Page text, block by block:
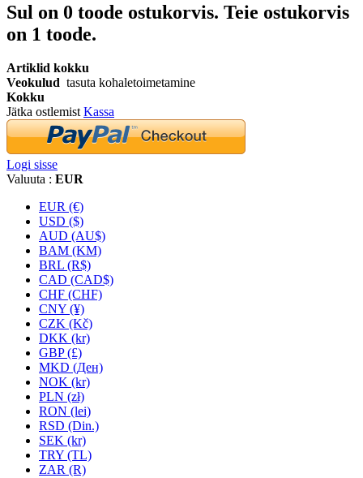
Sul on 0 toode ostukorvis. Teie ostukorvis
on 1 toode.
Artiklid kokku
Veokulud tasuta kohaletoimetamine
Kokku
Jätka ostlemistKassa
Logi sisse
Valuuta : EUR
EUR (€)
USD ($)
AUD (AU$)
BAM (KM)
BRL (R$)
CAD (CAD$)
CHF (CHF)
CNY (¥)
CZK (Kč)
DKK (kr)
GBP (£)
MKD (Ден)
NOK (kr)
PLN (zł)
RON (lei)
RSD (Din.)
SEK (kr)
TRY (TL)
ZAR (R)